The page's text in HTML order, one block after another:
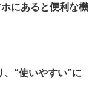
にあると便利な機
“使いやすい”に